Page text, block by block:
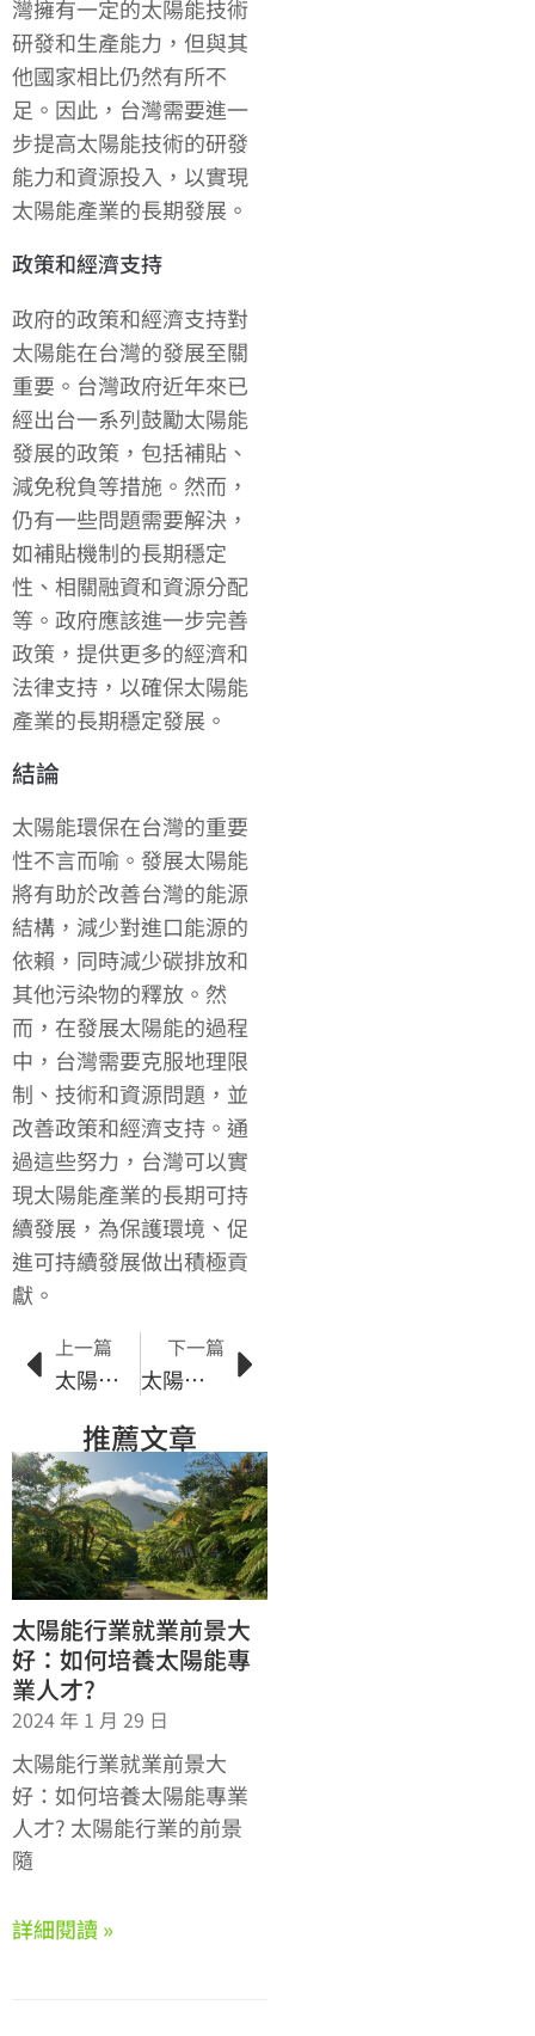
灣擁有一定的太陽能技術
研發和生產能力，但與其
他國家相比仍然有所不
足。因此，台灣需要進一
步提高太陽能技術的研發
能力和資源投入，以實現
太陽能產業的長期發展。
政策和經濟支持
政府的政策和經濟支持對
太陽能在台灣的發展至關
重要。台灣政府近年來已
經出台一系列鼓勵太陽能
發展的政策，包括補貼、
減免稅負等措施。然而，
仍有一些問題需要解決，
如補貼機制的長期穩定
性、相關融資和資源分配
等。政府應該進一步完善
政策，提供更多的經濟和
法律支持，以確保太陽能
產業的長期穩定發展。
結論
太陽能環保在台灣的重要
性不言而喻。發展太陽能
將有助於改善台灣的能源
結構，減少對進口能源的
依賴，同時減少碳排放和
其他污染物的釋放。然
而，在發展太陽能的過程
中，台灣需要克服地理限
制、技術和資源問題，並
改善政策和經濟支持。通
過這些努力，台灣可以實
現太陽能產業的長期可持
續發展，為保護環境、促
進可持續發展做出積極貢
獻。
上一篇
太陽能行業的技術風險與挑戰
下一篇
太陽能利用技術解析及應用案例
推薦文章
太陽能行業就業前景大
好：如何培養太陽能專
業人才?
2024 年 1 月 29 日
太陽能行業就業前景大
好：如何培養太陽能專業
人才? 太陽能行業的前景
隨
詳細閱讀 »